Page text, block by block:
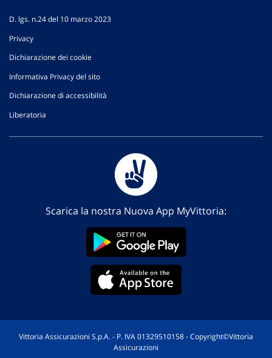
D. lgs. n.24 del 10 marzo 2023
Privacy
Dichiarazione dei cookie
Informativa Privacy del sito
Dichiarazione di accessibilità
Liberatoria
Scarica la nostra Nuova App MyVittoria:
Vittoria Assicurazioni S.p.A. - P. IVA 01329510158 - Copyright©Vittoria
Assicurazioni